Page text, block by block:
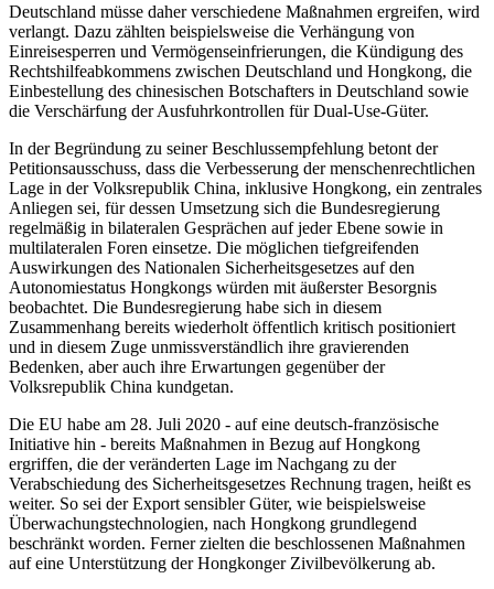
Deutschland müsse daher verschiedene Maßnahmen ergreifen, wird
verlangt. Dazu zählten beispielsweise die Verhängung von
Einreisesperren und Vermögenseinfrierungen, die Kündigung des
Rechtshilfeabkommens zwischen Deutschland und Hongkong, die
Einbestellung des chinesischen Botschafters in Deutschland sowie
die Verschärfung der Ausfuhrkontrollen für Dual-Use-Güter.
In der Begründung zu seiner Beschlussempfehlung betont der
Petitionsausschuss, dass die Verbesserung der menschenrechtlichen
Lage in der Volksrepublik China, inklusive Hongkong, ein zentrales
Anliegen sei, für dessen Umsetzung sich die Bundesregierung
regelmäßig in bilateralen Gesprächen auf jeder Ebene sowie in
multilateralen Foren einsetze. Die möglichen tiefgreifenden
Auswirkungen des Nationalen Sicherheitsgesetzes auf den
Autonomiestatus Hongkongs würden mit äußerster Besorgnis
beobachtet. Die Bundesregierung habe sich in diesem
Zusammenhang bereits wiederholt öffentlich kritisch positioniert
und in diesem Zuge unmissverständlich ihre gravierenden
Bedenken, aber auch ihre Erwartungen gegenüber der
Volksrepublik China kundgetan.
Die EU habe am 28. Juli 2020 - auf eine deutsch-französische
Initiative hin - bereits Maßnahmen in Bezug auf Hongkong
ergriffen, die der veränderten Lage im Nachgang zu der
Verabschiedung des Sicherheitsgesetzes Rechnung tragen, heißt es
weiter. So sei der Export sensibler Güter, wie beispielsweise
Überwachungstechnologien, nach Hongkong grundlegend
beschränkt worden. Ferner zielten die beschlossenen Maßnahmen
auf eine Unterstützung der Hongkonger Zivilbevölkerung ab.